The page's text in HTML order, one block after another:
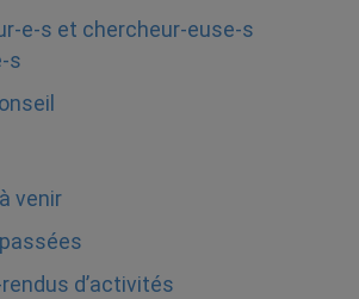
e-s et chercheur-euse-s
s
venir
d’activités